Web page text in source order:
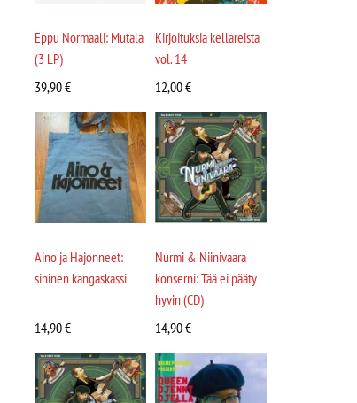
Eppu Normaali: Mutala
(3 LP)
39,90€
Kirjoituksia kellareista
vol. 14
12,00€
Aino ja Hajonneet:
sininen kangaskassi
14,90€
Nurmi & Niinivaara
konserni: Tää ei pääty
hyvin (CD)
14,90€